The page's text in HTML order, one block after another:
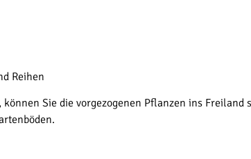
Reihen
Sie die vorgezogenen Pflanzen ins